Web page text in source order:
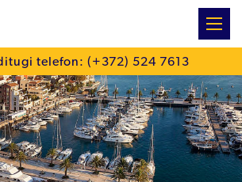
telefon: (+372) 524 7613